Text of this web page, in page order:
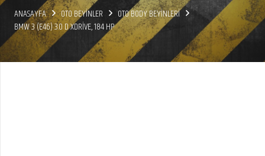
ANASAYFA OTO BEYİNLER
OTO BODY BEYİNLERİ
BMW 3 (E46) 3.0 D XDRIVE, 184 HP